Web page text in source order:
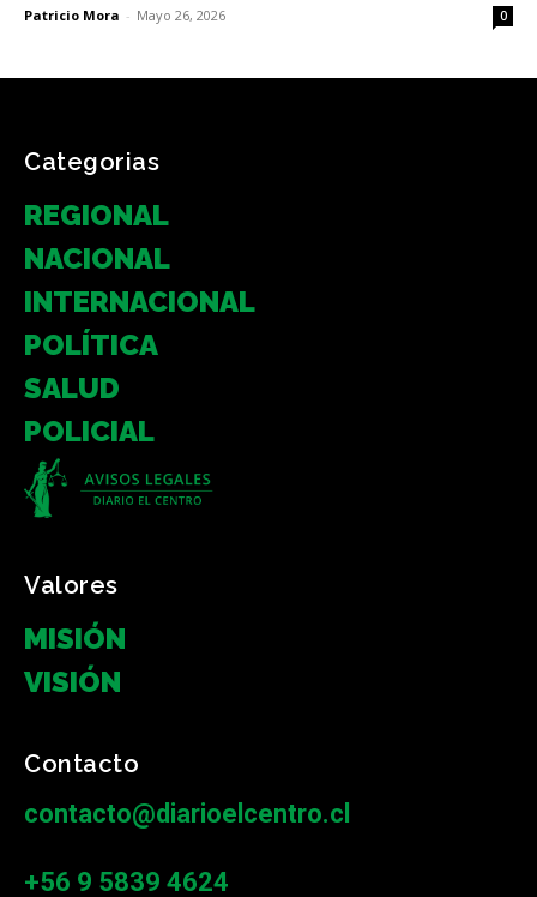
Patricio Mora - Mayo 26, 2026 0
Categorias
REGIONAL
NACIONAL
INTERNACIONAL
POLÍTICA
SALUD
POLICIAL
Valores
MISIÓN
VISIÓN
Contacto
contacto@diarioelcentro.cl
+56 9 5839 4624